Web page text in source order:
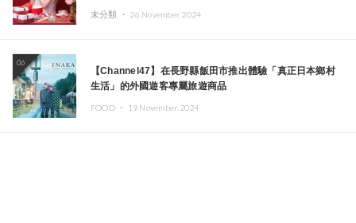
未分類 ・ 26.November.2024
06
【Channel47】在長野縣飯田市推出體驗「真正日本鄉村
生活」的外國遊客專屬旅遊商品
FOOD ・ 19.November.2024